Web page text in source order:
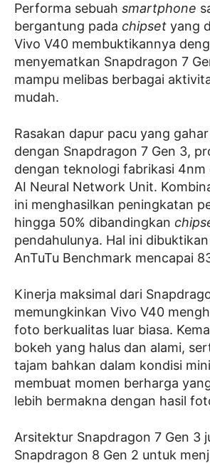
Performa sebuah smartphone
bergantung pada chipset yang
Vivo V40 membuktikannya
menyematkan Snapdragon 7
mampu melibas berbagai
mudah.
Rasakan dapur pacu yang
dengan Snapdragon 7 Gen 3,
dengan teknologi fabrikasi
AI Neural Network Unit.
ini menghasilkan peningkatan
hingga 50% dibandingkan
pendahulunya. Hal ini
AnTuTu Benchmark mencapai
Kinerja maksimal dari
memungkinkan Vivo V40
foto berkualitas luar biasa.
bokeh yang halus dan alami,
tajam bahkan dalam kondisi
membuat momen berharga
lebih bermakna dengan hasil
Arsitektur Snapdragon 7 Gen 3
Snapdragon 8 Gen 2 untuk